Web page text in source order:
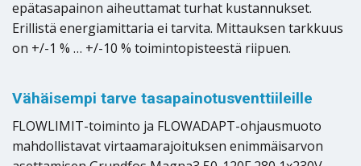
epätasapainon aiheuttamat turhat kustannukset.
Erillistä energiamittaria ei tarvita. Mittauksen tarkkuus
on +/-1 % … +/-10 % toimintopisteestä riipuen.
Vähäisempi tarve tasapainotusventtiileille
FLOWLIMIT-toiminto ja FLOWADAPT-ohjausmuoto
mahdollistavat virtaamarajoituksen enimmäisarvon